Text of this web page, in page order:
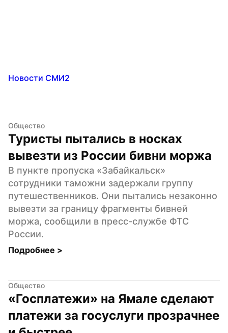
Новости СМИ2
Общество
Туристы пытались в носках
вывезти из России бивни моржа
В пункте пропуска «Забайкальск»
сотрудники таможни задержали группу
путешественников. Они пытались незаконно
вывезти за границу фрагменты бивней
моржа, сообщили в пресс-службе ФТС
России.
Подробнее >
Общество
«Госплатежи» на Ямале сделают
платежи за госуслуги прозрачнее